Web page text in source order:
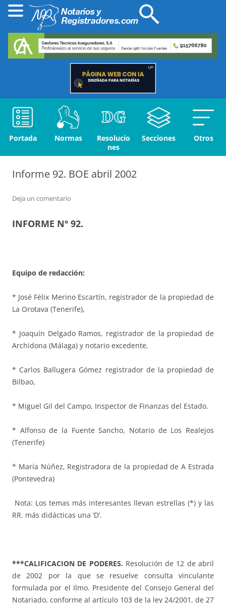
Portada Normas
Resolucio
nes
Secciones Otros
Informe 92. BOE abril 2002
Deja un comentario
INFORME Nº 92.
Equipo de redacción:
* José Félix Merino Escartín, registrador de la propiedad de
La Orotava (Tenerife),
* Joaquín Delgado Ramos, registrador de la propiedad de
Archidona (Málaga) y notario excedente,
* Carlos Ballugera Gómez registrador de la propiedad de
Bilbao,
* Miguel Gil del Campo, Inspector de Finanzas del Estado.
* Alfonso de la Fuente Sancho, Notario de Los Realejos
(Tenerife)
* María Núñez, Registradora de la propiedad de A Estrada
(Pontevedra)
Nota: Los temas más interesantes llevan estrellas (*) y las
RR. más didácticas una ‘D’.
***CALIFICACION DE PODERES. Resolución de 12 de abril
de 2002 por la que se resuelve consulta vinculante
formulada por el Ilmo. Presidente del Consejo General del
Notariado, conforme al artículo 103 de la ley 24/2001, de 27